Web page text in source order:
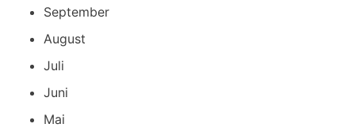
September
August
Juli
Juni
Mai